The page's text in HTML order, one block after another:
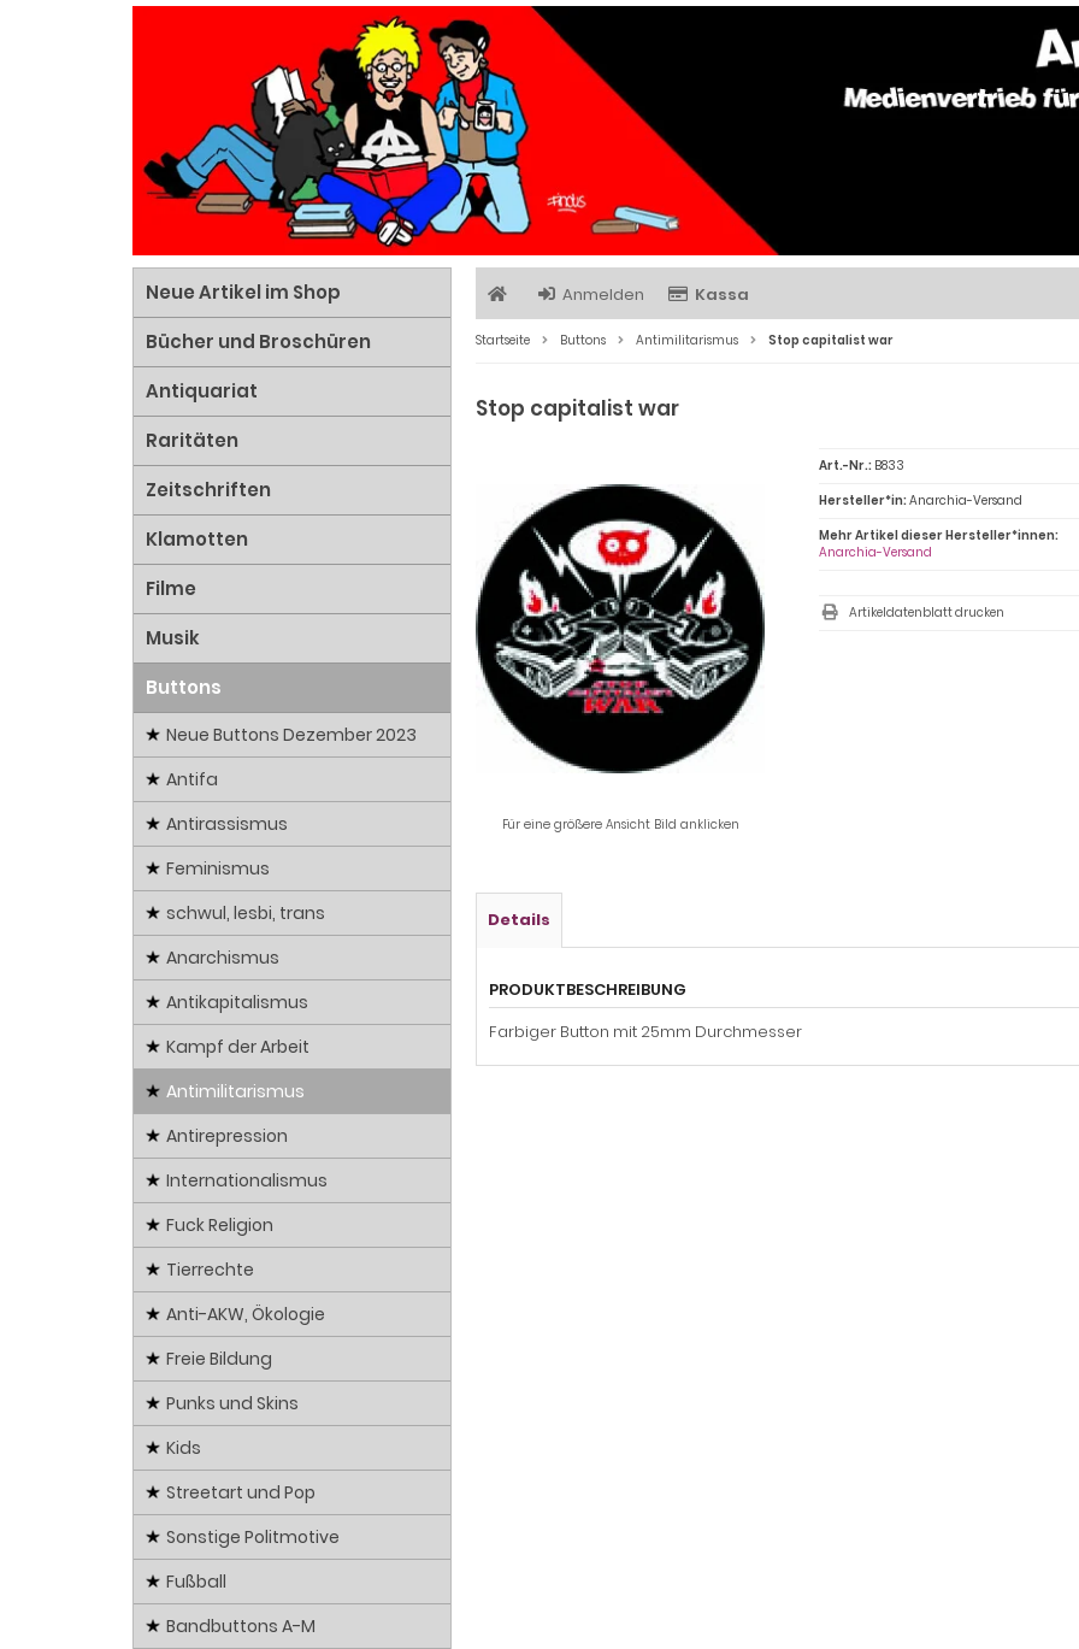
Anmelden Kassa
Startseite Buttons Antimilitarismus Stop capitalist war
Stop capitalist war
Für eine größere Ansicht Bild anklicken
Art.-Nr.: B833
Hersteller*in:Anarchia-Versand
Mehr Artikel dieser Hersteller*innen:
Anarchia-Versand
Artikeldatenblatt drucken
Details
PRODUKTBESCHREIBUNG
Farbiger Button mit 25mm Durchmesser
Neue Artikel im Shop
Bücher und Broschüren
Antiquariat
Raritäten
Zeitschriften
Klamotten
Filme
Musik
Buttons
Neue Buttons Dezember 2023
Antifa
Antirassismus
Feminismus
schwul, lesbi, trans
Anarchismus
Antikapitalismus
Kampf der Arbeit
Antimilitarismus
Antirepression
Internationalismus
Fuck Religion
Tierrechte
Anti-AKW, Ökologie
Freie Bildung
Punks und Skins
Kids
Streetart und Pop
Sonstige Politmotive
Fußball
Bandbuttons A-M